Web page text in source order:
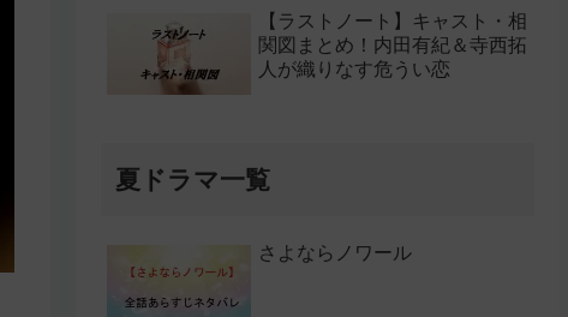
【ラストノート】キャスト・相
関図まとめ！内田有紀＆寺西拓
人が織りなす危うい恋
夏ドラマ一覧
さよならノワール